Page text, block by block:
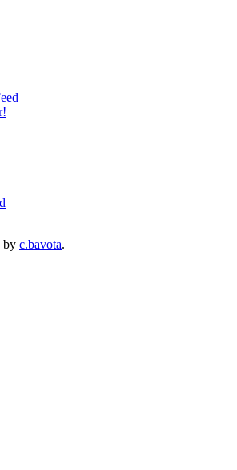
by c.bavota.